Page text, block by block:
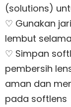
(solutions)
♡ Gunakan
lembut
♡ Simpan
pembersih
aman dan
pada softlens